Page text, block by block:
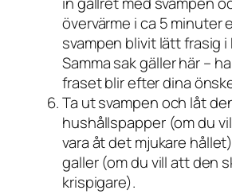
övervärme i ca 5 minuter
svampen blivit lätt frasig i
Samma sak gäller här –
fraset blir efter dina
Ta ut svampen och låt
hushållspapper (om du
vara åt det mjukare
galler (om du vill att den
krispigare).